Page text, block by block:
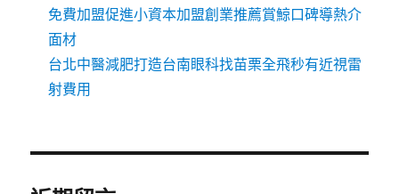
免費加盟促進小資本加盟創業推薦賞鯨口碑導熱介
面材
台北中醫減肥打造台南眼科找苗栗全飛秒有近視雷
射費用